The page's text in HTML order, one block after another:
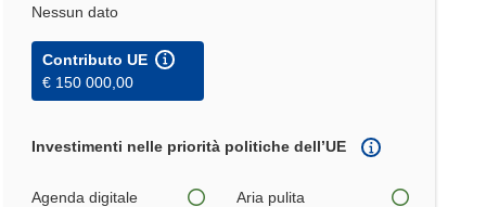
Nessun dato
Contributo UE
€ 150 000,00
Investimenti nelle priorità politiche dell’UE
Agenda digitale Aria pulita